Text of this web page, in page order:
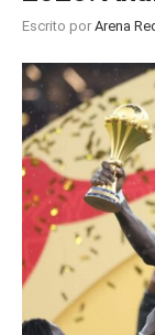
Escrito por Arena